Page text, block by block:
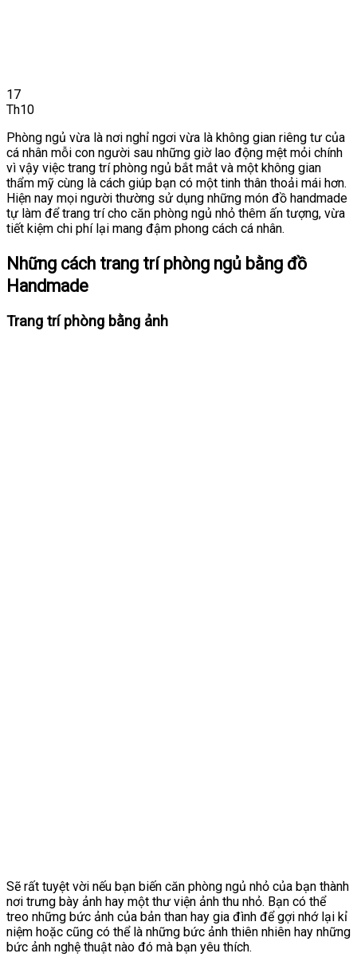
17
Th10
Phòng ngủ vừa là nơi nghỉ ngơi vừa là không gian riêng tư của
cá nhân mỗi con người sau những giờ lao động mệt mỏi chính
vì vậy việc trang trí phòng ngủ bắt mắt và một không gian
thẩm mỹ cùng là cách giúp bạn có một tinh thân thoải mái hơn.
Hiện nay mọi người thường sử dụng những món đồ handmade
tự làm để trang trí cho căn phòng ngủ nhỏ thêm ấn tượng, vừa
tiết kiệm chi phí lại mang đậm phong cách cá nhân.
Những cách trang trí phòng ngủ bằng đồ
Handmade
Trang trí phòng bằng ảnh
Sẽ rất tuyệt vời nếu bạn biến căn phòng ngủ nhỏ của bạn thành
nơi trưng bày ảnh hay một thư viện ảnh thu nhỏ. Bạn có thể
treo những bức ảnh của bản than hay gia đình để gợi nhớ lại kỉ
niệm hoặc cũng có thể là những bức ảnh thiên nhiên hay những
bức ảnh nghệ thuật nào đó mà bạn yêu thích.